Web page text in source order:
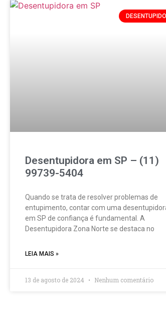
Desentupidora em SP – (11)
99739-5404
Quando se trata de resolver problemas de
entupimento, contar com uma
em SP de confiança é fundamental. A
Desentupidora Zona Norte se destaca no
LEIA MAIS »
13 de agosto de 2024 Nenhum comentário